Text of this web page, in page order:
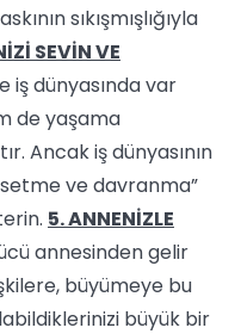
sıkışmışlığıyla
SEVİN VE
iş dünyasında var
de yaşama
Ancak iş dünyasının
ve davranma”
5. ANNENİZLE
annesinden gelir
büyümeye bu
büyük bir